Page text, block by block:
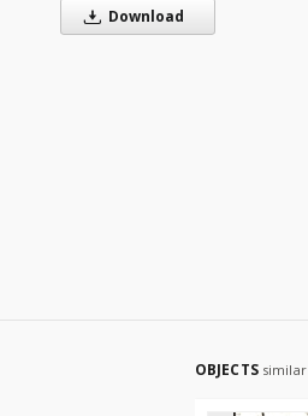
Download
OBJECTS similar